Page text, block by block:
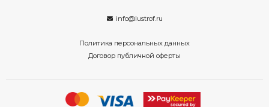
info@lustrof.ru
Политика персональных данных
Договор публичной оферты